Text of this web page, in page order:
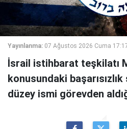
Yayınlanma: 07 Ağustos 2026 Cuma
İsrail istihbarat teşkilatı
konusundaki
düzey ismi görevden